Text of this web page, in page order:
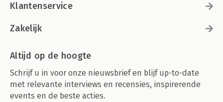
Klantenservice
Zakelijk
Altijd op de hoogte
Schrijf u in voor onze nieuwsbrief en blijf up-to-date
met relevante interviews en recensies, inspirerende
events en de beste acties.